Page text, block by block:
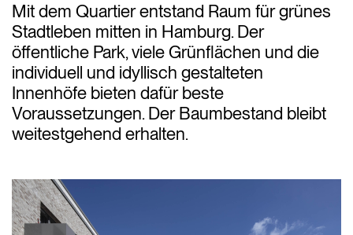
Mit dem Quartier entstand Raum für grünes
Stadtleben mitten in Hamburg. Der
öffentliche Park, viele Grünflächen und die
individuell und idyllisch gestalteten
Innenhöfe bieten dafür beste
Voraussetzungen. Der Baumbestand bleibt
weitestgehend erhalten.